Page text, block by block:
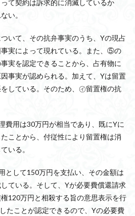
て契約は訴求的に消滅しているか
い。
て、その抗弁事実のうち、Yの現占
実によって現れている。また、⑤の
実を認定できることから、占有物に
事実が認められる。加えて、Yは留置
している。そのため、㋑留置権の抗
用は30万円が相当であり、既にYに
ことから、付従性により留置権は消
いる。
して150万円を支払い、その金額は
ている。そして、Yが必要費償還請求
120万円と相殺する旨の意思表示を行
たことが認定できるので、Yの必要費